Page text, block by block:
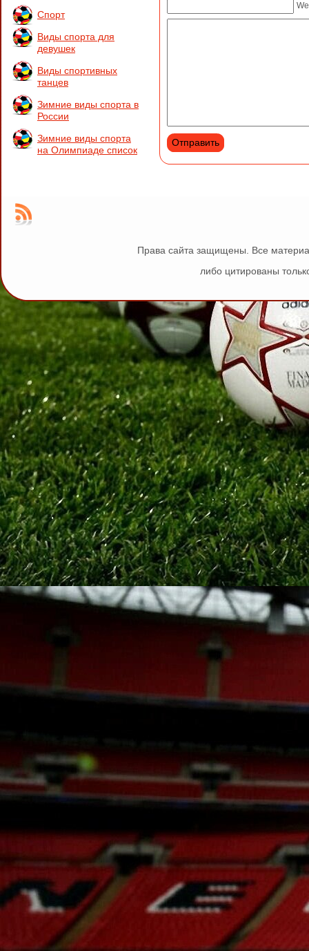
Спорт
Виды спорта для
девушек
Виды спортивных
танцев
Зимние виды спорта в
России
Зимние виды спорта
на Олимпиаде список
Права сайта защищены. Все
либо цитированы